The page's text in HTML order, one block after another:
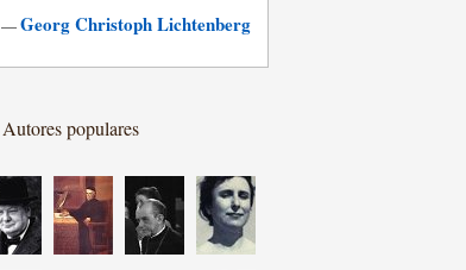
—Georg Christoph Lichtenberg
Autores populares